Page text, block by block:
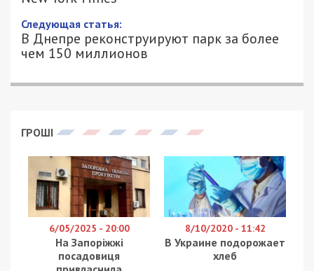
5/11/2021 - 12:53
ЕКАТЕРИНА ШВЕЦ - СПЕЦИАЛЬНО
ДЛЯ 49000.COM.UA
2172
Днепровский метрополитен прославился на
Times”.
Конкретно на фото попала днепровская станция
“Метростроителей”. Немецкий фотограф Франк
Херфорт за 6 лет посетил более 770 станций
метро советских времен в 19 городах. Он
объездил всю подземную систему, большинства
городов в странах, которые входили в состав
СССР – Украину, Беларусь, Азербайджан, Грузию,
Армению, Россию и Узбекистан.